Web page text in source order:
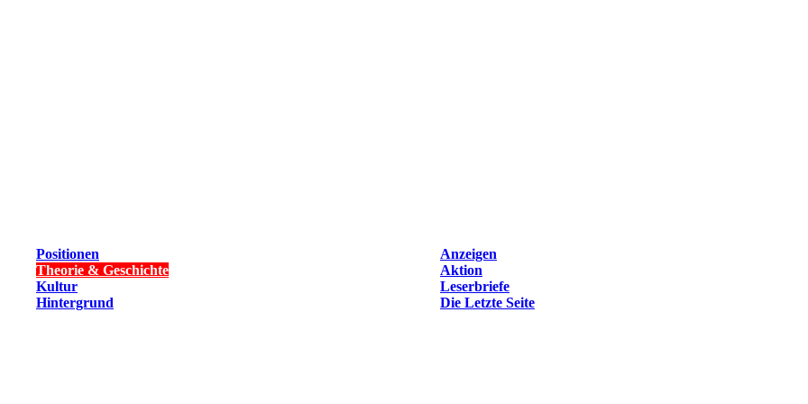
Positionen
Anzeigen
Theorie & Geschichte
Aktion
Kultur
Leserbriefe
Hintergrund Die Letzte Seite